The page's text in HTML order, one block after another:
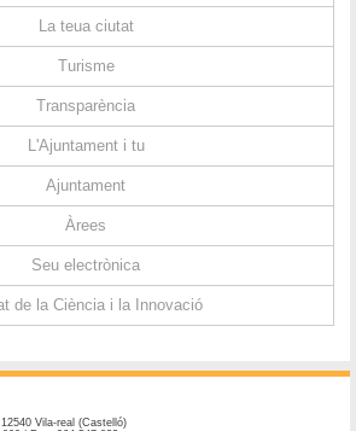
La teua ciutat
Turisme
Transparència
L'Ajuntament i tu
Ajuntament
Àrees
Seu electrònica
de la Ciència i la Innovació
Vila-real (Castelló)